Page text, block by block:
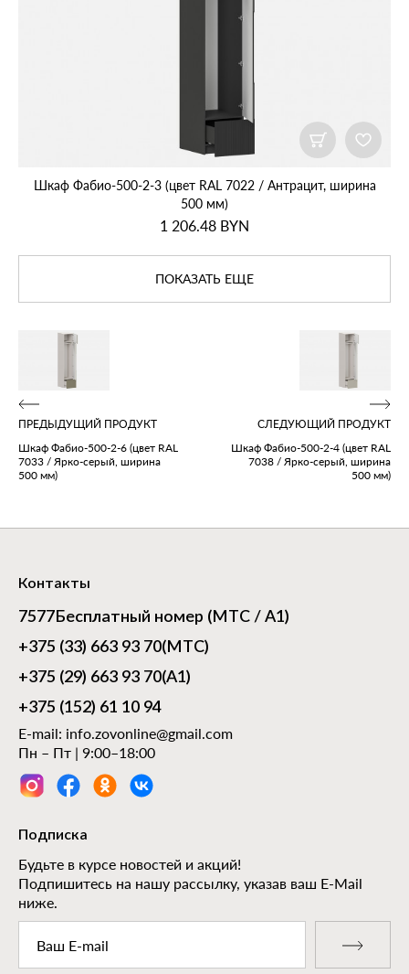
Шкаф Фабио‑500‑2‑3 (цвет RAL 7022 / Антрацит, ширина
500 мм)
1 206.48 BYN
ПОКАЗАТЬ ЕЩЕ
ПРЕДЫДУЩИЙ ПРОДУКТ
Шкаф Фабио‑500‑2‑6 (цвет RAL
7033 / Ярко‑серый, ширина
500 мм)
СЛЕДУЮЩИЙ ПРОДУКТ
Шкаф Фабио‑500‑2‑4 (цвет RAL
7038 / Ярко‑серый, ширина
500 мм)
Контакты
7577 Бесплатный номер (МТС / А1)
+375 (33) 663 93 70(МТС)
+375 (29) 663 93 70(А1)
+375 (152) 61 10 94
E-mail: info.zovonline@gmail.com
Пн – Пт | 9:00–18:00
Подписка
Будьте в курсе новостей и акций!
Подпишитесь на нашу рассылку, указав ваш E-Mail
ниже.